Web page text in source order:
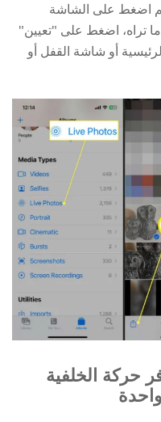
ثم اضغط على الشاشة
ما تراه، اضغط على "تعيين"
أو شاشة القفل أو
حركة الخلفية